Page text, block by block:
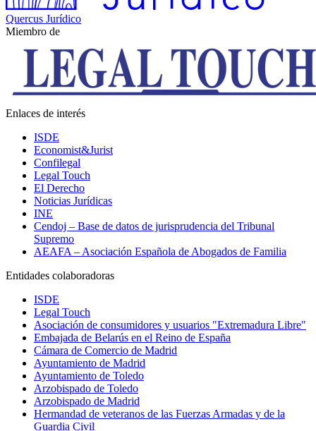
Quercus Jurídico
Miembro de
Enlaces de interés
ISDE
Economist&Jurist
Confilegal
Legal Touch
El Derecho
Noticias Jurídicas
INE
Cendoj – Base de datos de jurisprudencia del Tribunal
Supremo
AEAFA – Asociación Española de Abogados de Familia
Entidades colaboradoras
ISDE
Legal Touch
Asociación de consumidores y usuarios "Extremadura Libre"
Embajada de Belarús en el Reino de España
Cámara de Comercio de Madrid
Ayuntamiento de Madrid
Ayuntamiento de Toledo
Arzobispado de Toledo
Arzobispado de Madrid
Hermandad de veteranos de las Fuerzas Armadas y de la
Guardia Civil